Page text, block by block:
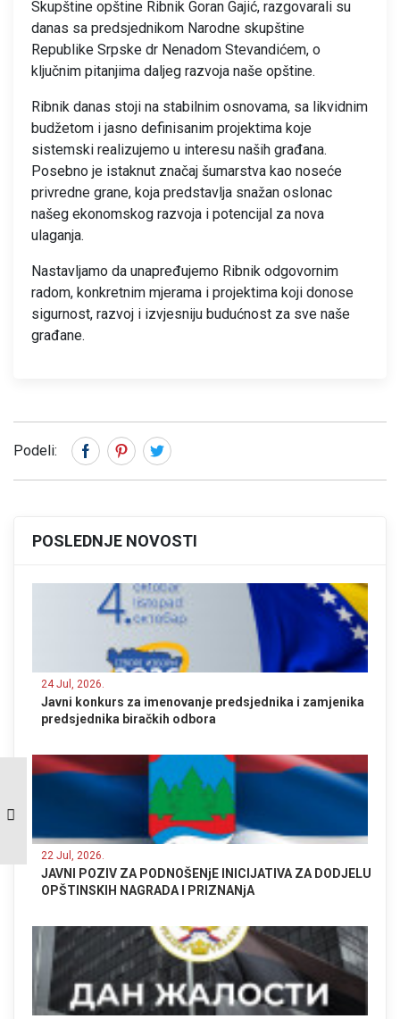
Skupštine opštine Ribnik Goran Gajić, razgovarali su
danas sa predsjednikom Narodne skupštine
Republike Srpske dr Nenadom Stevandićem, o
ključnim pitanjima daljeg razvoja naše opštine.
Ribnik danas stoji na stabilnim osnovama, sa likvidnim
budžetom i jasno definisanim projektima koje
sistemski realizujemo u interesu naših građana.
Posebno je istaknut značaj šumarstva kao noseće
privredne grane, koja predstavlja snažan oslonac
našeg ekonomskog razvoja i potencijal za nova
ulaganja.
Nastavljamo da unapređujemo Ribnik odgovornim
radom, konkretnim mjerama i projektima koji donose
sigurnost, razvoj i izvjesniju budućnost za sve naše
građane.
Podeli:
POSLEDNJE NOVOSTI
24 Jul, 2026.
Javni konkurs za imenovanje predsjednika i zamjenika
predsjednika biračkih odbora
22 Jul, 2026.
JAVNI POZIV ZA PODNOŠENjE INICIJATIVA ZA DODJELU
OPŠTINSKIH NAGRADA I PRIZNANjA
Velika ekološka akcija
čišćenja opštine
Ribnik povodom dana